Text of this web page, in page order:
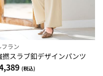
フラン
撚スラブ釦デザインパンツ
(税込)